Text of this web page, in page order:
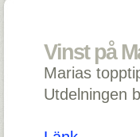
Vinst på
Marias
Utdelningen